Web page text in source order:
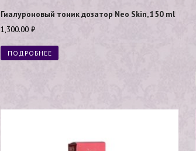
Гиалуроновый тоник дозатор Neo Skin, 150 ml
1,300.00 ₽
ПОДРОБНЕЕ